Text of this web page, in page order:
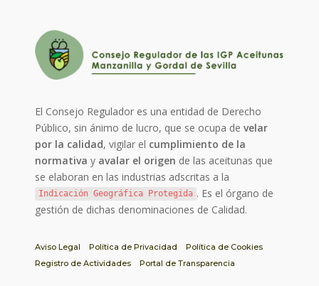
El Consejo Regulador es una entidad de Derecho
Público, sin ánimo de lucro, que se ocupa develar
por la calidad, vigilar el cumplimiento de la
normativa y avalar el origen de las aceitunas que
se elaboran en las industrias adscritas a la
Indicación Geográfica Protegida . Es el órgano de
gestión de dichas denominaciones de Calidad.
Aviso Legal Política de Privacidad
Política de Cookies
Registro de Actividades
Portal de Transparencia